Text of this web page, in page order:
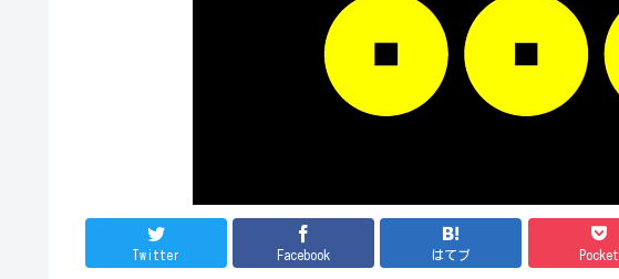
Twitter Facebook はてブ Pocket